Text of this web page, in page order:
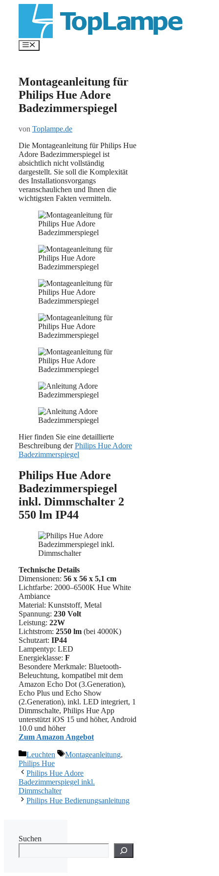
Menü
Montageanleitung für
Philips Hue Adore
Badezimmerspiegel
von Toplampe.de
Die Montageanleitung für Philips Hue
Adore Badezimmerspiegel ist
absichtlich nicht vollständig
dargestellt. Sie soll die Komplexität
des Installationsvorgangs
veranschaulichen und Ihnen die
wichtigsten Fakten vermitteln.
Hier finden Sie eine detaillierte
Beschreibung derPhilips Hue Adore
Badezimmerspiegel
Philips Hue Adore
Badezimmerspiegel
inkl. Dimmschalter 2
550 lm IP44
Technische Details
Dimensionen: 56 x 56 x 5,1 cm
Lichtfarbe: 2000–6500K Hue White
Ambiance
Material: ‎Kunststoff, Metal
Spannung: 230 Volt
Leistung: 22W
Lichtstrom: 2550 lm (bei 4000K)
Schutzart: IP44
Lampentyp: LED
Energieklasse: F
Besondere Merkmale: Bluetooth-
Beleuchtung, kompatibel mit dem
Amazon Echo Dot (3.Generation),
Echo Plus und Echo Show
(2.Generation), inkl. LED integriert, 1
Dimmschalte, Philips Hue App
unterstützt iOS 15 und höher, Android
10.0 und höher
Zum Amazon Angebot
Kategorien
Leuchten Schlagwörter
Montageanleitung,
Philips Hue
Philips Hue Adore
Badezimmerspiegel inkl.
Dimmschalter
Philips Hue Bedienungsanleitung
Suchen